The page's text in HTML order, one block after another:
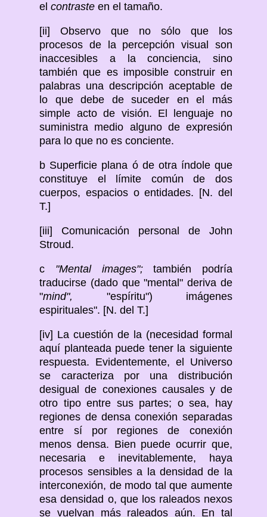
elcontraste en el tamaño.
[ii] Observo que no sólo que los
procesos de la percepción visual son
inaccesibles a la conciencia, sino
también que es imposible construir en
palabras una descripción aceptable de
lo que debe de suceder en el más
simple acto de visión. El lenguaje no
suministra medio alguno de expresión
para lo que no es conciente.
b Superficie plana ó de otra índole que
constituye el límite común de dos
cuerpos, espacios o entidades. [N. del
T.]
[iii] Comunicación personal de John
Stroud.
c "Mental images";también podría
traducirse (dado que "mental" deriva de
"mind",
"espíritu") imágenes
espirituales". [N. del T.]
[iv] La cuestión de la (necesidad formal
aquí planteada puede tener la siguiente
respuesta. Evidentemente, el Universo
se caracteriza por una distribución
desigual de conexiones causales y de
otro tipo entre sus partes; o sea, hay
regiones de densa conexión separadas
entre sí por regiones de conexión
menos densa. Bien puede ocurrir que,
necesaria e inevitablemente, haya
procesos sensibles a la densidad de la
interconexión, de modo tal que aumente
esa densidad o, que los raleados nexos
se vuelvan más raleados aún. En tal